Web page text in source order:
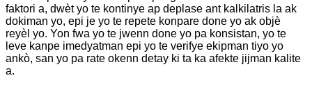
faktori a, dwèt yo te kontinye ap deplase ant kalkilatris la ak
dokiman yo, epi je yo te repete konpare done yo ak objè
reyèl yo. Yon fwa yo te jwenn done yo pa konsistan, yo te
leve kanpe imedyatman epi yo te verifye ekipman tiyo yo
ankò, san yo pa rate okenn detay ki ta ka afekte jijman kalite
a.